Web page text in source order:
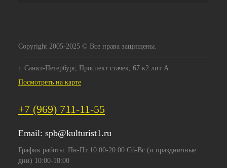
Copyright 2005-2025 © Все права защищены.
г. Санкт-Петербург, Проспект стачек, 67 к2 лит А
Посмотреть на карте
+7 (969) 711-11-55
Email: spb@kulturist1.ru
График работы: Пн-Пт 10:00-20:00 Сб-Вс (и праздничные
дни) 10:00-18:00